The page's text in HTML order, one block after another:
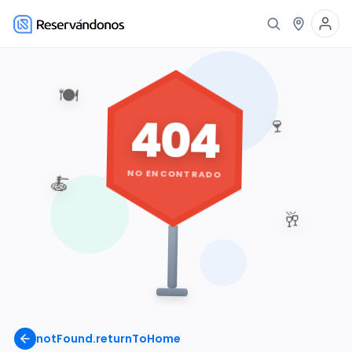
notFound.returnToHome
🍽️
🍷
🥂
🍝
404
NO ENCONTRADO